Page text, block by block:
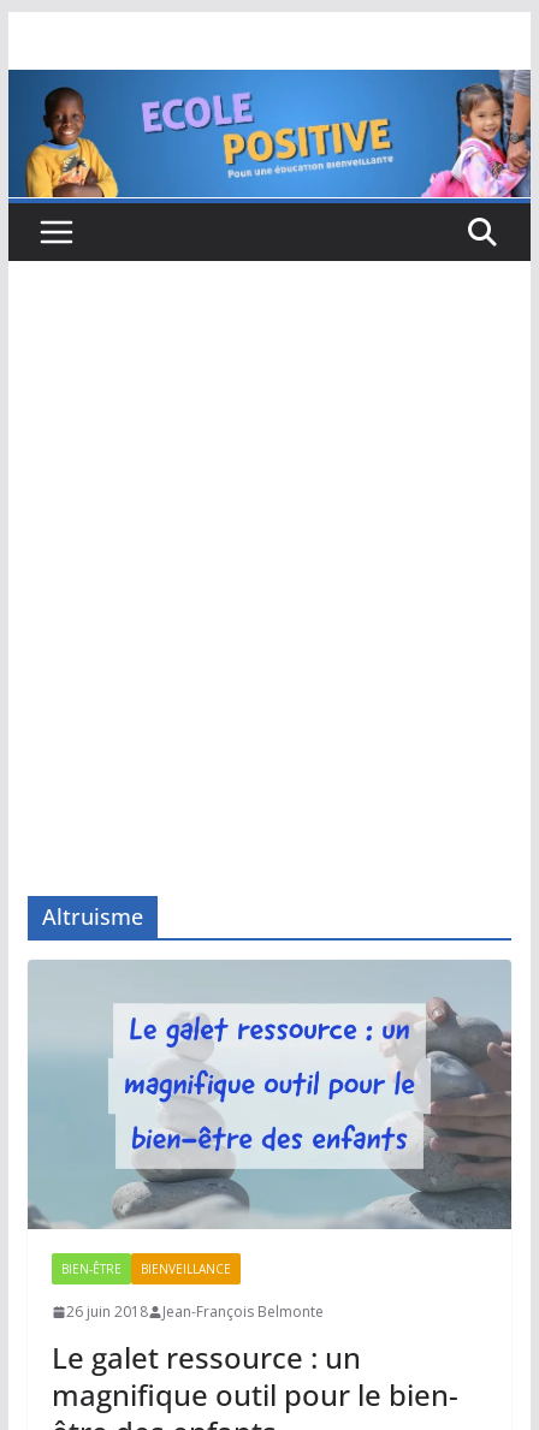
contenu
Altruisme
BIEN-ÊTRE BIENVEILLANCE
26 juin 2018 Jean-François Belmonte
Le galet ressource : un
magnifique outil pour le bien-